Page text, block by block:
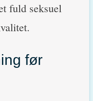
fuld seksuel
før